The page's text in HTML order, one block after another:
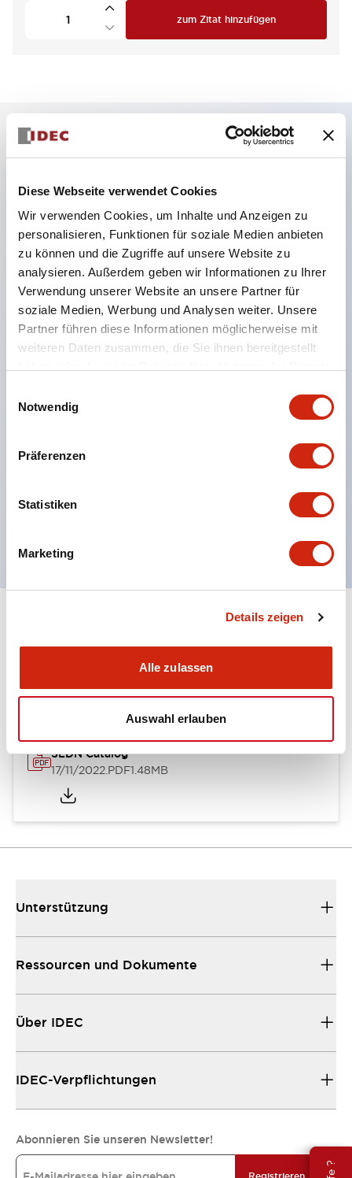
Diese Webseite verwendet Cookies
Wir verwenden Cookies, um Inhalte und Anzeigen zu
personalisieren, Funktionen für soziale Medien anbieten
zu können und die Zugriffe auf unsere Website zu
analysieren. Außerdem geben wir Informationen zu Ihrer
Verwendung unserer Website an unsere Partner für
soziale Medien, Werbung und Analysen weiter. Unsere
Partner führen diese Informationen möglicherweise mit
weiteren Daten zusammen, die Sie ihnen bereitgestellt
Notwendig
Präferenzen
Statistiken
Marketing
Details zeigen
Alle zulassen
Auswahl erlauben
zum Zitat hinzufügen
Hauptmerkmale
Bei der geteilten Beleuchtungsart wurde eine
Struktur realisiert, die eine Farbänderung ermöglicht.
Durch die Verwendung einer SS-Klemmenstruktur
wird die Verkabelungsarbeitszeit reduziert, zudem
wurde eine einteilige Struktur von
Klemmenabdeckung und Gehäuse sowie eine
Schraubenverlustsicherung realisiert. Die
Reaktion auf plötzliche Anzeigeänderungen
Fehlzündungen (Dunkelzündungen) durch
durchgeführt. UL-, c-UL- und DEMKO-zertifiziert.
Kataloge & Broschüren Bedienungsanleitung
SLDN Catalog
17/11/2022.PDF1.48MB
Unterstützung
Ressourcen und Dokumente
Über IDEC
IDEC-Verpflichtungen
Abonnieren Sie unseren Newsletter!